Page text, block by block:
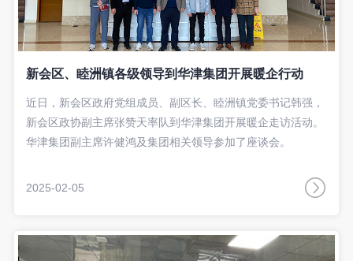
新会区、睦洲镇各级领导到华津集团开展暖企行动
近日，新会区政府党组成员、副区长、睦洲镇党委书记韩强，
新会区政协副主席张赞天率队到华津集团开展暖企走访活动。
华津集团副主席许健鸿及集团相关领导参加了座谈会。
2025-02-05